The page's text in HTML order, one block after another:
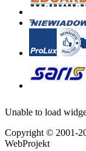
Unable to load
Copyright © 2001-
WebProjekt